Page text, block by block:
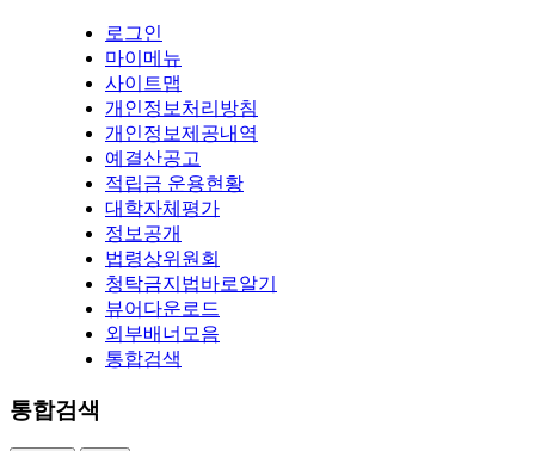
로그인
마이메뉴
사이트맵
개인정보처리방침
개인정보제공내역
예결산공고
적립금 운용현황
대학자체평가
정보공개
법령상위원회
청탁금지법바로알기
뷰어다운로드
외부배너모음
통합검색
통합검색